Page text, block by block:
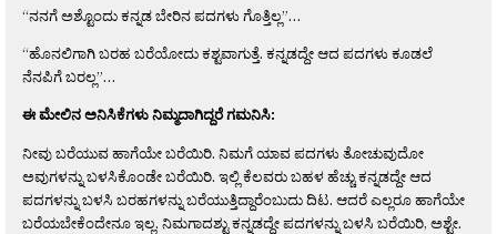
“ನನಗೆ ಅಶ್ಟೊಂದು ಕನ್ನಡ ಬೇರಿನ ಪದಗಳು ಗೊತ್ತಿಲ್ಲ”…
“ಹೊನಲಿಗಾಗಿ ಬರಹ ಬರೆಯೋದು ಕಶ್ಟವಾಗುತ್ತೆ. ಕನ್ನಡದ್ದೇ ಆದ ಪದಗಳು ಕೂಡಲೆ
ನೆನಪಿಗೆ ಬರಲ್ಲ”…
ಈ ಮೇಲಿನ ಅನಿಸಿಕೆಗಳು ನಿಮ್ಮದಾಗಿದ್ದರೆ ಗಮನಿಸಿ:
ನೀವು ಬರೆಯುವ ಹಾಗೆಯೇ ಬರೆಯಿರಿ. ನಿಮಗೆ ಯಾವ ಪದಗಳು ತೋಚುವುದೋ
ಅವುಗಳನ್ನು ಬಳಸಿಕೊಂಡೇ ಬರೆಯಿರಿ. ಇಲ್ಲಿ ಕೆಲವರು ಬಹಳ ಹೆಚ್ಚು ಕನ್ನಡದ್ದೇ ಆದ
ಪದಗಳನ್ನು ಬಳಸಿ ಬರಹಗಳನ್ನು ಬರೆಯುತ್ತಿದ್ದಾರೆಂಬುದು ದಿಟ. ಆದರೆ ಎಲ್ಲರೂ ಹಾಗೆಯೇ
ಬರೆಯಬೇಕೆಂದೇನೂ ಇಲ್ಲ. ನಿಮಗಾದಶ್ಟು ಕನ್ನಡದ್ದೇ ಪದಗಳನ್ನು ಬಳಸಿ ಬರೆಯಿರಿ, ಅಶ್ಟೇ.